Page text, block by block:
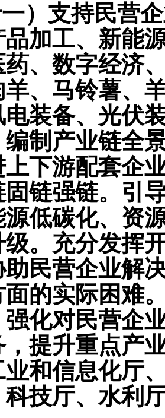
一）支持民营
加工、新能
、数字经济
、马铃薯、
装备、光伏
制产业链全
下游配套企
链强链。引
源低碳化、资
。充分发挥
助民营企业解
的实际困难
化对民营企
，提升重点产
业和信息化厅
技厅、水利